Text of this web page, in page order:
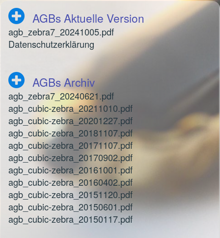
AGBs Aktuelle Version
agb_zebra7_20241005.pdf
Datenschutzerklärung
AGBs Archiv
agb_zebra7_20240621.pdf
agb_cubic-zebra_20211010.pdf
agb_cubic-zebra_20201227.pdf
agb_cubic-zebra_20181107.pdf
agb_cubic-zebra_20171107.pdf
agb_cubic-zebra_20170902.pdf
agb_cubic-zebra_20161001.pdf
agb_cubic-zebra_20160402.pdf
agb_cubic-zebra_20151120.pdf
agb_cubic-zebra_20150601.pdf
agb_cubic-zebra_20150117.pdf